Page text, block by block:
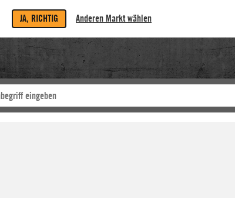
JA, RICHTIG Anderen Markt wählen